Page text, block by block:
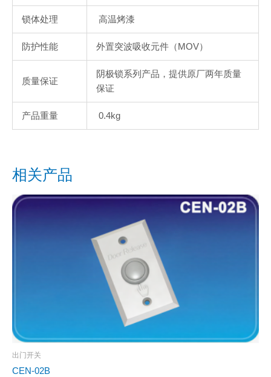
锁体处理 高温烤漆
防护性能 外置突波吸收元件（MOV）
质量保证
阴极锁系列产品，提供原厂两年质量
保证
产品重量 0.4kg
相关产品
出门开关
CEN-02B